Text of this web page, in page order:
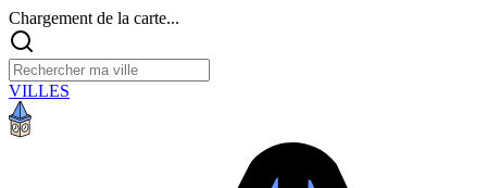
Chargement de la carte...
VILLES